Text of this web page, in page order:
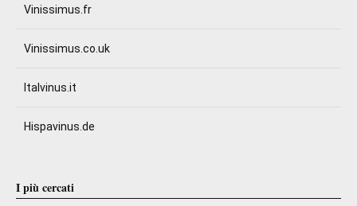
Vinissimus.fr
Vinissimus.co.uk
Italvinus.it
Hispavinus.de
I più cercati